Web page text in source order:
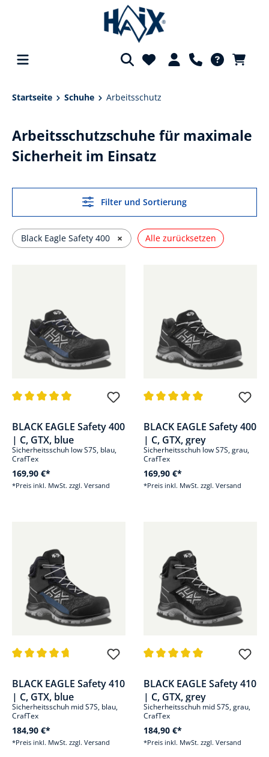
springen
Startseite Schuhe Arbeitsschutz
Arbeitsschutzschuhe für maximale
Sicherheit im Einsatz
Filter und Sortierung
Black Eagle Safety 400 × Alle zurücksetzen
BLACK EAGLE Safety 400
| C, GTX, blue
Sicherheitsschuh low S7S, blau,
CrafTex
169,90 €*
*Preis inkl. MwSt. zzgl. Versand
BLACK EAGLE Safety 400
| C, GTX, grey
Sicherheitsschuh low S7S, grau,
CrafTex
169,90 €*
*Preis inkl. MwSt. zzgl. Versand
BLACK EAGLE Safety 410
| C, GTX, blue
Sicherheitsschuh mid S7S, blau,
CrafTex
184,90 €*
*Preis inkl. MwSt. zzgl. Versand
BLACK EAGLE Safety 410
| C, GTX, grey
Sicherheitsschuh mid S7S, grau,
CrafTex
184,90 €*
*Preis inkl. MwSt. zzgl. Versand